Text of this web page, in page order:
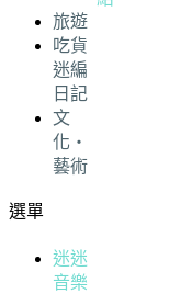
旅遊
吃貨
迷編
日記
文
化・
藝術
選單
迷迷
音樂